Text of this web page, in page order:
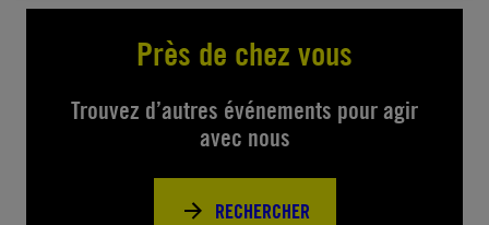
Près de chez vous
Trouvez d’autres événements pour agir
avec nous
RECHERCHER